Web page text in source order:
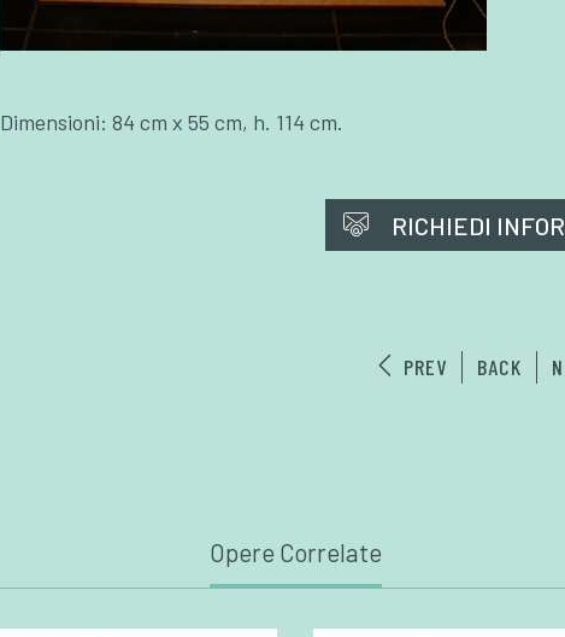
Dimensioni: 84 cm x 55 cm, h. 114 cm.
RICHIEDI
PREV BACK
Opere Correlate